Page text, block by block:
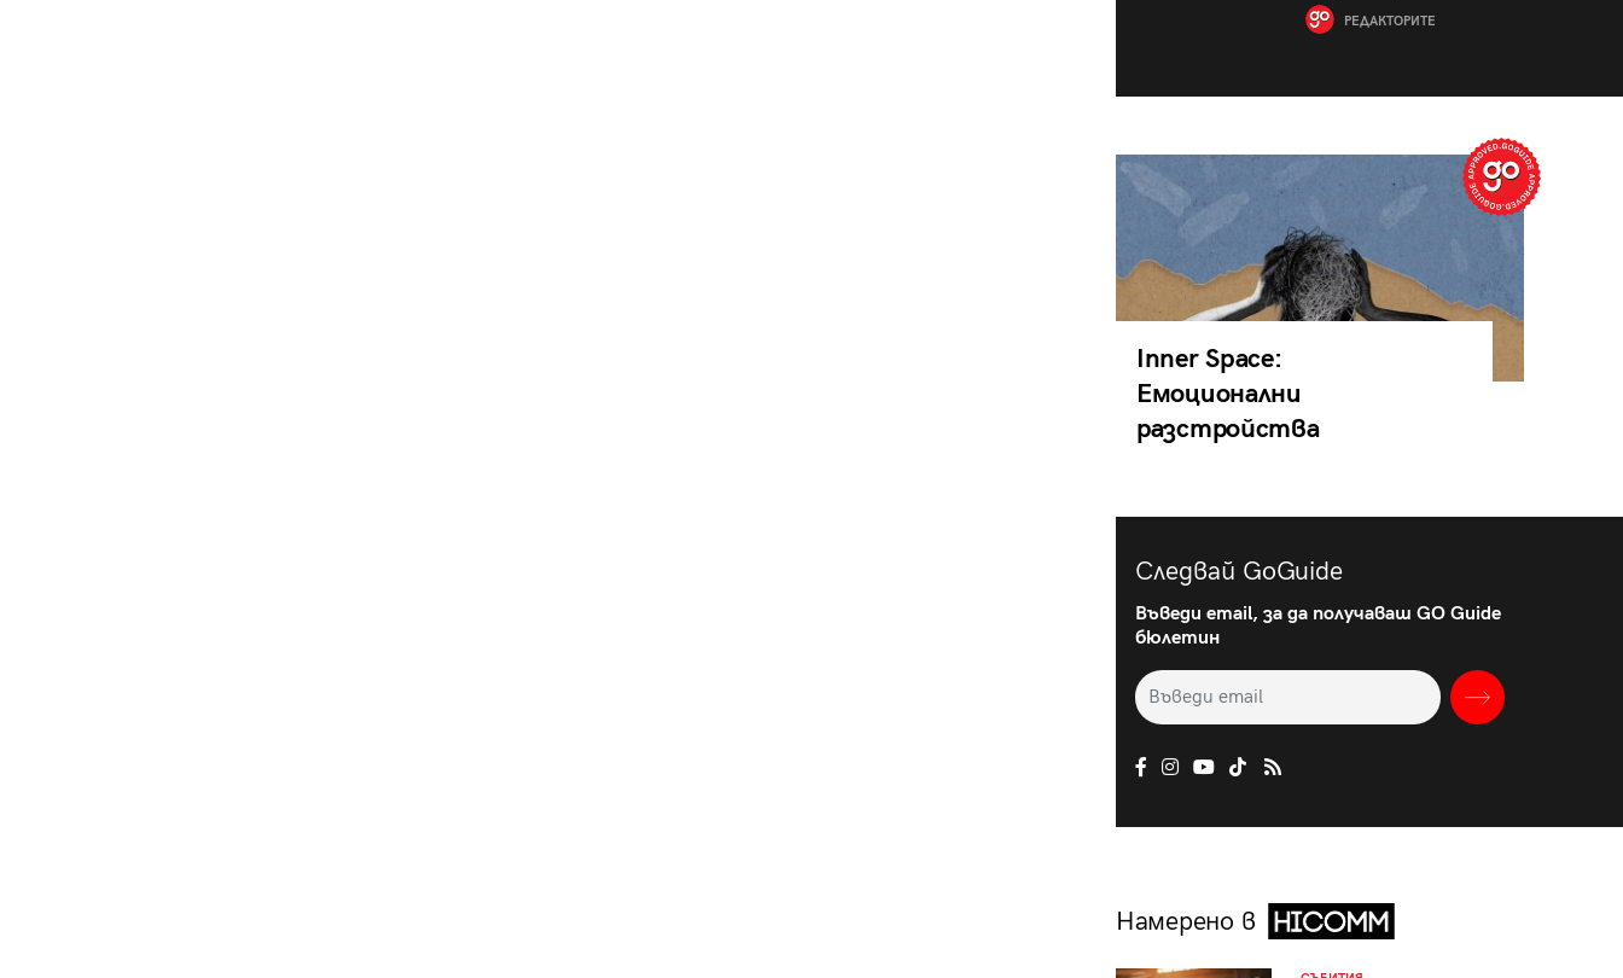
РЕДАКТОРИТЕ
Inner Space:
Емоционални
разстройства
Следвай GoGuide
Въведи email, за да получаваш GO Guide
бюлетин
Намерено в